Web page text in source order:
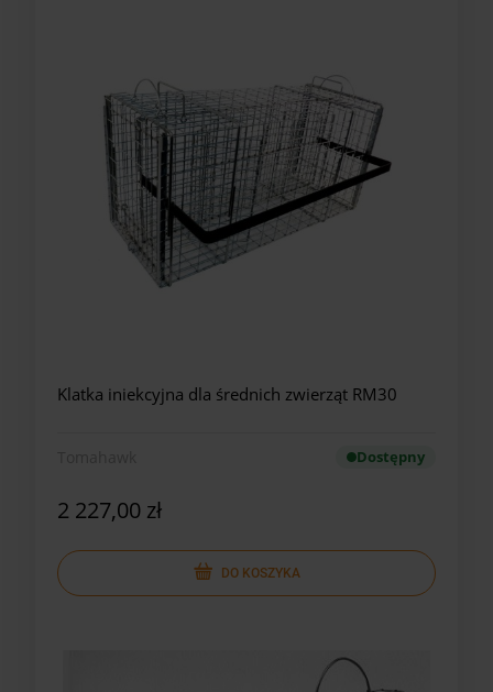
Klatka iniekcyjna dla średnich zwierząt RM30
Dostępny
2 227,00 zł
DO KOSZYKA